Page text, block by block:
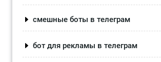
смешные боты в телеграм
бот для рекламы в телеграм